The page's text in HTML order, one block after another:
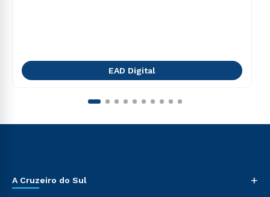
EAD Digital
A Cruzeiro do Sul +